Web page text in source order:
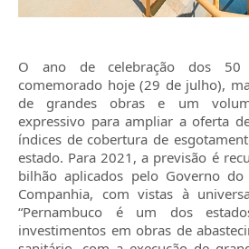
O ano de celebração dos 50
comemorado hoje (29 de julho),
de grandes obras e um
expressivo para ampliar a oferta
índices de cobertura de
estado. Para 2021, a previsão é
bilhão aplicados pelo Governo
Companhia, com vistas à
“Pernambuco é um dos
investimentos em obras de